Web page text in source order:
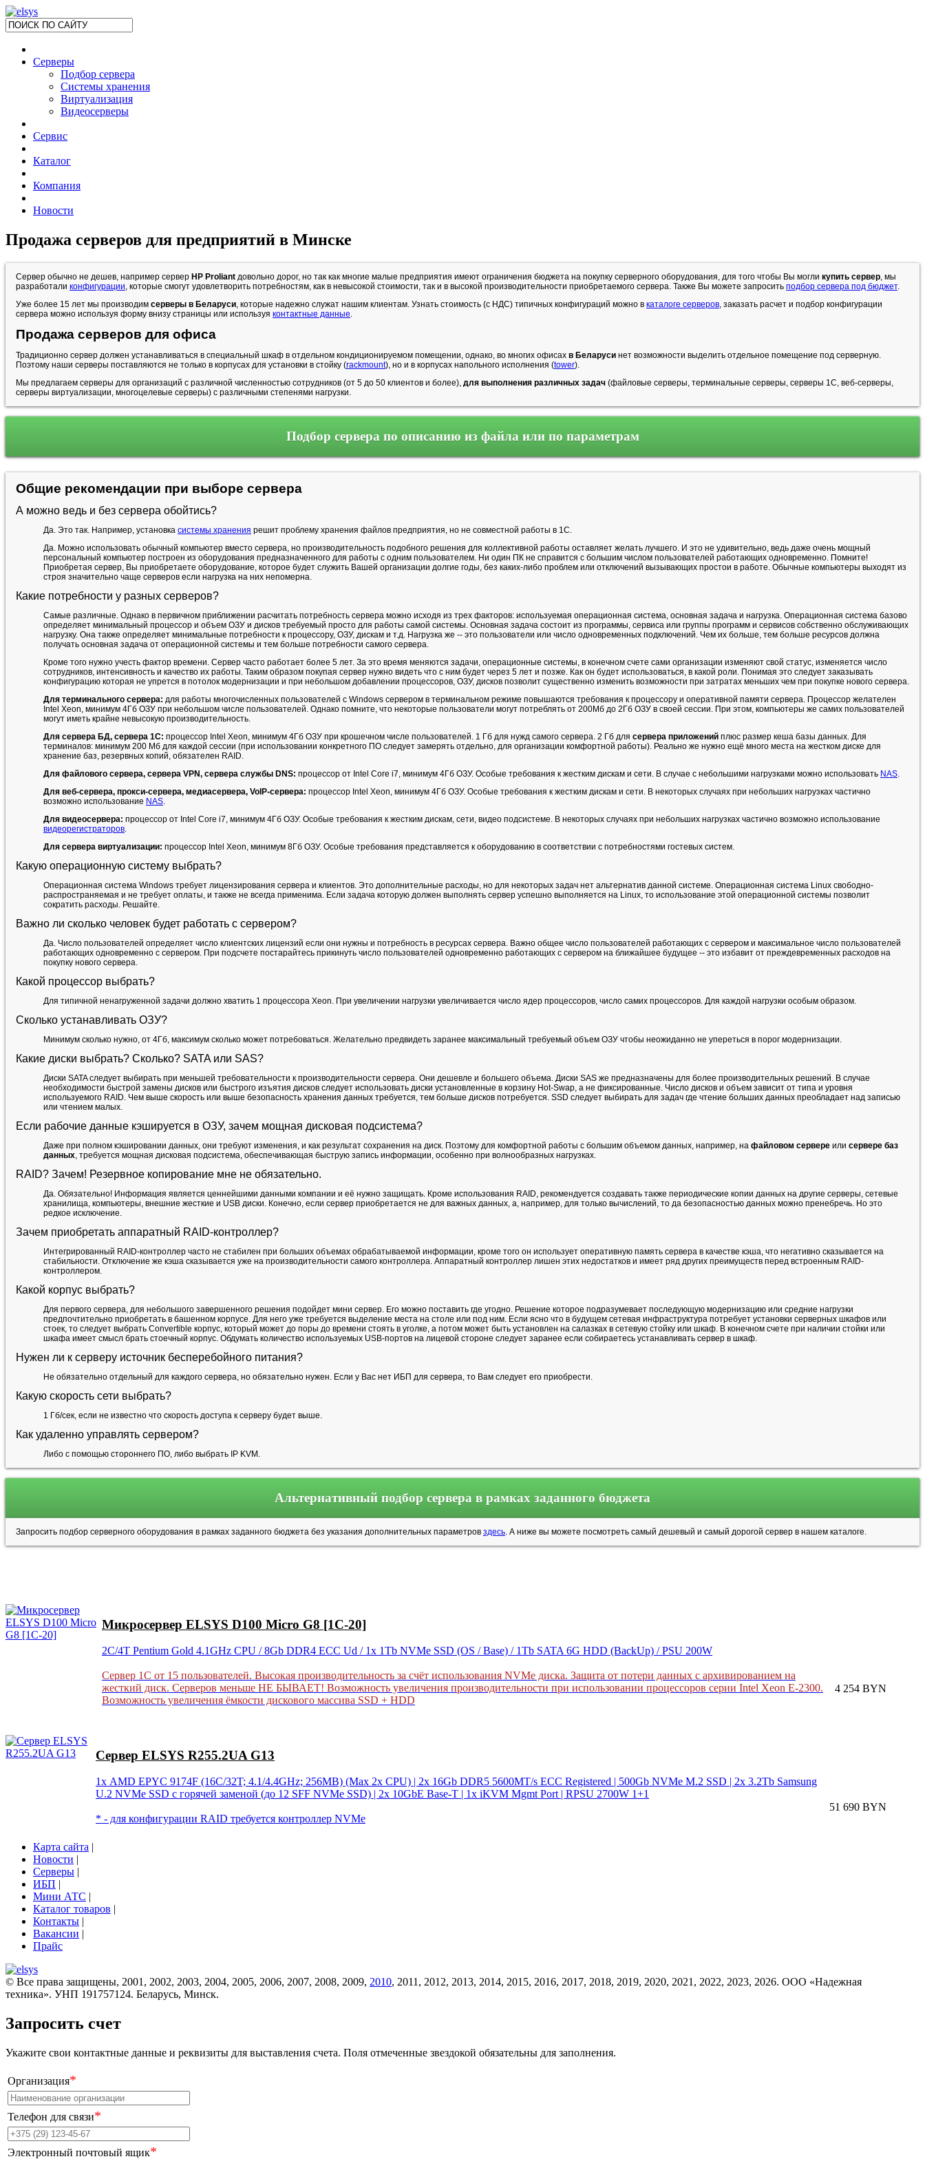
Серверы
Подбор сервера
Системы хранения
Виртуализация
Видеосерверы
Сервис
Каталог
Компания
Новости
Продажа серверов для предприятий в Минске
Сервер обычно не дешев, например сервер HP Proliant довольно дорог, но так как многие малые предприятия имеют ограничения бюджета на покупку серверного оборудования, для того чтобы Вы могли купить сервер, мы
разработали конфигурации, которые смогут удовлетворить потребностям, как в невысокой стоимости, так и в высокой производительности приобретаемого сервера. Также Вы можете запросить подбор сервера под бюджет.
Уже более 15 лет мы производим серверы в Беларуси, которые надежно служат нашим клиентам. Узнать стоимость (с НДС) типичных конфигураций можно в каталоге серверов, заказать расчет и подбор конфигурации
сервера можно используя форму внизу страницы или используя контактные данные.
Продажа серверов для офиса
Традиционно сервер должен устанавливаться в специальный шкаф в отдельном кондиционируемом помещении, однако, во многих офисах в Беларуси нет возможности выделить отдельное помещение под серверную.
Поэтому наши серверы поставляются не только в корпусах для установки в стойку (rackmount), но и в корпусах напольного исполнения (tower).
Мы предлагаем серверы для организаций с различной численностью сотрудников (от 5 до 50 клиентов и более), для выполнения различных задач (файловые серверы, терминальные серверы, серверы 1С, веб-серверы,
серверы виртуализации, многоцелевые серверы) с различными степенями нагрузки.
Подбор сервера по описанию из файла или по параметрам
Общие рекомендации при выборе сервера
А можно ведь и без сервера обойтись?
Да. Это так. Например, установка системы хранения решит проблему хранения файлов предприятия, но не совместной работы в 1C.
Да. Можно использовать обычный компьютер вместо сервера, но производительность подобного решения для коллективной работы оставляет желать лучшего. И это не удивительно, ведь даже очень мощный
персональный компьютер построен из оборудования предназначенного для работы с одним пользователем. Ни один ПК не справится с большим числом пользователей работающих одновременно. Помните!
Приобретая сервер, Вы приобретаете оборудование, которое будет служить Вашей организации долгие годы, без каких-либо проблем или отключений вызывающих простои в работе. Обычные компьютеры выходят из
строя значительно чаще серверов если нагрузка на них непомерна.
Какие потребности у разных серверов?
Самые различные. Однако в первичном приближении расчитать потребность сервера можно исходя из трех факторов: используемая операционная система, основная задача и нагрузка. Операционная система базово
определяет минимальный процессор и объем ОЗУ и дисков требуемый просто для работы самой системы. Основная задача состоит из программы, сервиса или группы программ и сервисов собственно обслуживающих
нагрузку. Она также определяет минимальные потребности к процессору, ОЗУ, дискам и т.д. Нагрузка же -- это пользователи или число одновременных подключений. Чем их больше, тем больше ресурсов должна
получать основная задача от операционной системы и тем больше потребности самого сервера.
Кроме того нужно учесть фактор времени. Сервер часто работает более 5 лет. За это время меняются задачи, операционные системы, в конечном счете сами организации изменяют свой статус, изменяется число
сотрудников, интенсивность и качество их работы. Таким образом покупая сервер нужно видеть что с ним будет через 5 лет и позже. Как он будет использоваться, в какой роли. Понимая это следует заказывать
конфигурацию которая не упрется в потолок модернизации и при небольшом добавлении процессоров, ОЗУ, дисков позволит существенно изменить возможности при затратах меньших чем при покупке нового сервера.
Для терминального сервера: для работы многочисленных пользователей с Windows сервером в терминальном режиме повышаются требования к процессору и оперативной памяти сервера. Процессор желателен
Intel Xeon, минимум 4Гб ОЗУ при небольшом числе пользователей. Однако помните, что некоторые пользователи могут потреблять от 200Мб до 2Гб ОЗУ в своей сессии. При этом, компьютеры же самих пользователей
могут иметь крайне невысокую производительность.
Для сервера БД, сервера 1С: процессор Intel Xeon, минимум 4Гб ОЗУ при крошечном числе пользователей. 1 Гб для нужд самого сервера. 2 Гб для сервера приложений плюс размер кеша базы данных. Для
терминалов: минимум 200 Мб для каждой сессии (при использовании конкретного ПО следует замерять отдельно, для организации комфортной работы). Реально же нужно ещё много места на жестком диске для
хранение баз, резервных копий, обязателен RAID.
Для файлового сервера, сервера VPN, сервера службы DNS: процессор от Intel Core i7, минимум 4Гб ОЗУ. Особые требования к жестким дискам и сети. В случае с небольшими нагрузками можно использовать NAS.
Для веб-сервера, прокси-сервера, медиасервера, VoIP-сервера: процессор Intel Xeon, минимум 4Гб ОЗУ. Особые требования к жестким дискам и сети. В некоторых случаях при небольших нагрузках частично
возможно использование NAS.
Для видеосервера: процессор от Intel Core i7, минимум 4Гб ОЗУ. Особые требования к жестким дискам, сети, видео подсистеме. В некоторых случаях при небольших нагрузках частично возможно использование
видеорегистраторов.
Для сервера виртуализации: процессор Intel Xeon, минимум 8Гб ОЗУ. Особые требования представляется к оборудованию в соответствии с потребностями гостевых систем.
Какую операционную систему выбрать?
Операционная система Windows требует лицензирования сервера и клиентов. Это дополнительные расходы, но для некоторых задач нет альтернатив данной системе. Операционная система Linux свободно-
распространяемая и не требует оплаты, и также не всегда применима. Если задача которую должен выполнять сервер успешно выполняется на Linux, то использование этой операционной системы позволит
сократить расходы. Решайте.
Важно ли сколько человек будет работать с сервером?
Да. Число пользователей определяет число клиентских лицензий если они нужны и потребность в ресурсах сервера. Важно общее число пользователей работающих с сервером и максимальное число пользователей
работающих одновременно с сервером. При подсчете постарайтесь прикинуть число пользователей одновременно работающих с сервером на ближайшее будущее -- это избавит от преждевременных расходов на
покупку нового сервера.
Какой процессор выбрать?
Для типичной ненагруженной задачи должно хватить 1 процессора Xeon. При увеличении нагрузки увеличивается число ядер процессоров, число самих процессоров. Для каждой нагрузки особым образом.
Сколько устанавливать ОЗУ?
Минимум сколько нужно, от 4Гб, максимум сколько может потребоваться. Желательно предвидеть заранее максимальный требуемый объем ОЗУ чтобы неожиданно не упереться в порог модернизации.
Какие диски выбрать? Сколько? SATA или SAS?
Диски SATA следует выбирать при меньшей требовательности к производительности сервера. Они дешевле и большего объема. Диски SAS же предназначены для более производительных решений. В случае
необходимости быстрой замены дисков или быстрого изъятия дисков следует использовать диски установленные в корзину Hot-Swap, а не фиксированные. Число дисков и объем зависит от типа и уровня
используемого RAID. Чем выше скорость или выше безопасность хранения данных требуется, тем больше дисков потребуется. SSD следует выбирать для задач где чтение больших данных преобладает над записью
или чтением малых.
Если рабочие данные кэшируется в ОЗУ, зачем мощная дисковая подсистема?
Даже при полном кэшировании данных, они требуют изменения, и как результат сохранения на диск. Поэтому для комфортной работы с большим объемом данных, например, на файловом сервере или сервере баз
данных, требуется мощная дисковая подсистема, обеспечивающая быструю запись информации, особенно при волнообразных нагрузках.
RAID? Зачем! Резервное копирование мне не обязательно.
Да. Обязательно! Информация является ценнейшими данными компании и её нужно защищать. Кроме использования RAID, рекомендуется создавать также периодические копии данных на другие серверы, сетевые
хранилища, компьютеры, внешние жесткие и USB диски. Конечно, если сервер приобретается не для важных данных, а, например, для только вычислений, то да безопасностью данных можно пренебречь. Но это
редкое исключение.
Зачем приобретать аппаратный RAID-контроллер?
Интегрированный RAID-контроллер часто не стабилен при больших объемах обрабатываемой информации, кроме того он использует оперативную память сервера в качестве кэша, что негативно сказывается на
стабильности. Отключение же кэша сказывается уже на производительности самого контроллера. Аппаратный контроллер лишен этих недостатков и имеет ряд других преимуществ перед встроенным RAID-
контроллером.
Какой корпус выбрать?
Для первого сервера, для небольшого завершенного решения подойдет мини сервер. Его можно поставить где угодно. Решение которое подразумевает последующую модернизацию или средние нагрузки
предпочтительно приобретать в башенном корпусе. Для него уже требуется выделение места на столе или под ним. Если ясно что в будущем сетевая инфраструктура потребует установки серверных шкафов или
стоек, то следует выбрать Convertible корпус, который может до поры до времени стоять в уголке, а потом может быть установлен на салазках в сетевую стойку или шкаф. В конечном счете при наличии стойки или
шкафа имеет смысл брать стоечный корпус. Обдумать количество используемых USB-портов на лицевой стороне следует заранее если собираетесь устанавливать сервер в шкаф.
Нужен ли к серверу источник бесперебойного питания?
Не обязательно отдельный для каждого сервера, но обязательно нужен. Если у Вас нет ИБП для сервера, то Вам следует его приобрести.
Какую скорость сети выбрать?
1 Гб/сек, если не известно что скорость доступа к серверу будет выше.
Как удаленно управлять сервером?
Либо с помощью стороннего ПО, либо выбрать IP KVM.
Альтернативный подбор сервера в рамках заданного бюджета
Запросить подбор серверного оборудования в рамках заданного бюджета без указания дополнительных параметров здесь. А ниже вы можете посмотреть самый дешевый и самый дорогой сервер в нашем каталоге.
Микросервер ELSYS D100 Micro G8 [1C-20]
2C/4T Pentium Gold 4.1GHz CPU / 8Gb DDR4 ECC Ud / 1x 1Tb NVMe SSD (OS / Base) / 1Tb SATA 6G HDD (BackUp) / PSU 200W
Сервер 1С от 15 пользователей. Высокая производительность за счёт использования NVMe диска. Защита от потери данных с архивированием на
жесткий диск. Серверов меньше НЕ БЫВАЕТ! Возможность увеличения производительности при использовании процессоров серии Intel Xeon E-2300.
Возможность увеличения ёмкости дискового массива SSD + HDD
4 254 BYN
Сервер ELSYS R255.2UA G13
1х AMD EPYC 9174F (16C/32T; 4.1/4.4GHz; 256MB) (Max 2x CPU) | 2x 16Gb DDR5 5600MT/s ECC Registered | 500Gb NVMe M.2 SSD | 2x 3.2Tb Samsung
U.2 NVMe SSD с горячей заменой (до 12 SFF NVMe SSD) | 2x 10GbE Base-T | 1x iKVM Mgmt Port | RPSU 2700W 1+1
* - для конфигурации RAID требуется контроллер NVMe
51 690 BYN
Карта сайта |
Новости |
Серверы |
ИБП |
Мини АТС |
Каталог товаров |
Контакты |
Вакансии |
Прайс
© Все права защищены, 2001, 2002, 2003, 2004, 2005, 2006, 2007, 2008, 2009, 2010, 2011, 2012, 2013, 2014, 2015, 2016, 2017, 2018, 2019, 2020, 2021, 2022, 2023, 2026. ООО «Надежная
техника». УНП 191757124. Беларусь, Минск.
Запросить счет
Укажите свои контактные данные и реквизиты для выставления счета. Поля отмеченные звездокой обязательны для заполнения.
Организация*
Телефон для связи*
Электронный почтовый ящик*